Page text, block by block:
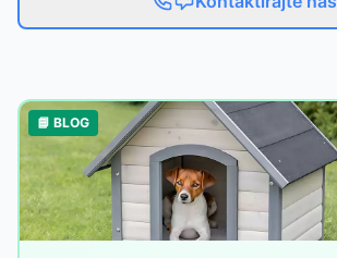
📘 BLOG